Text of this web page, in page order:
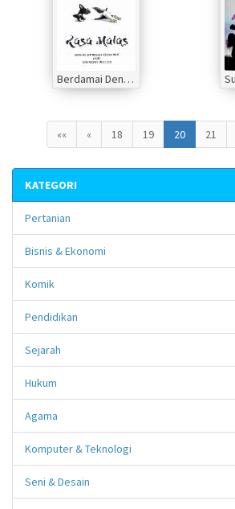
Berdamai Dengan Rasa Malas
«« « 18 19 20 21
KATEGORI
Pertanian
Bisnis & Ekonomi
Komik
Pendidikan
Sejarah
Hukum
Agama
Komputer & Teknologi
Seni & Desain